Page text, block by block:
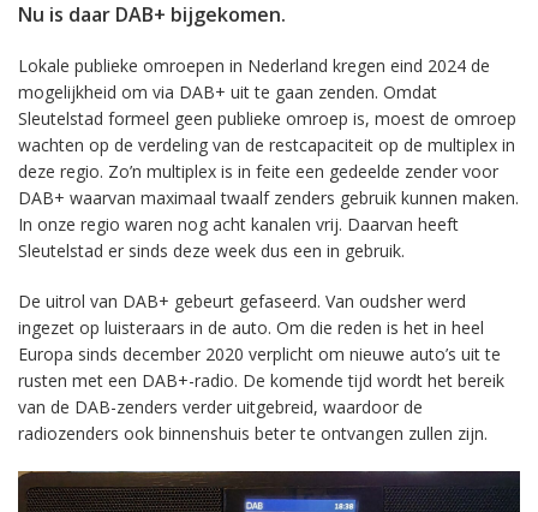
Nu is daar DAB+ bijgekomen.
Lokale publieke omroepen in Nederland kregen eind 2024 de
mogelijkheid om via DAB+ uit te gaan zenden. Omdat
Sleutelstad formeel geen publieke omroep is, moest de omroep
wachten op de verdeling van de restcapaciteit op de multiplex in
deze regio. Zo’n multiplex is in feite een gedeelde zender voor
DAB+ waarvan maximaal twaalf zenders gebruik kunnen maken.
In onze regio waren nog acht kanalen vrij. Daarvan heeft
Sleutelstad er sinds deze week dus een in gebruik.
De uitrol van DAB+ gebeurt gefaseerd. Van oudsher werd
ingezet op luisteraars in de auto. Om die reden is het in heel
Europa sinds december 2020 verplicht om nieuwe auto’s uit te
rusten met een DAB+-radio. De komende tijd wordt het bereik
van de DAB-zenders verder uitgebreid, waardoor de
radiozenders ook binnenshuis beter te ontvangen zullen zijn.